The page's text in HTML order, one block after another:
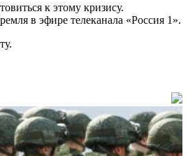
к этому кризису.
в эфире телеканала «Россия 1».